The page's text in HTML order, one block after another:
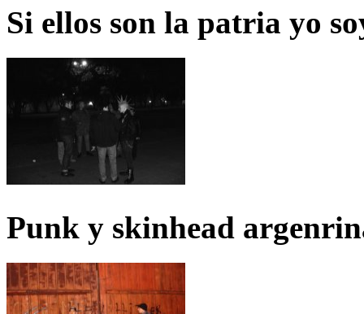
Si ellos son la patria yo
Punk y skinhead